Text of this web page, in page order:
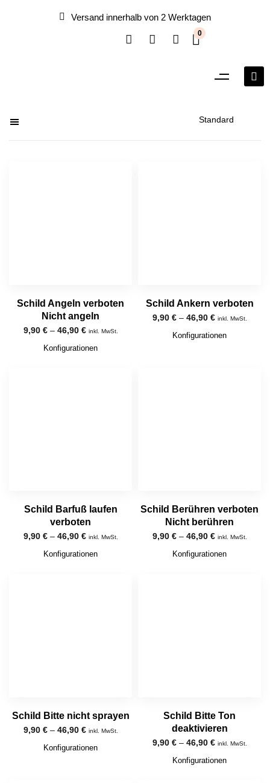
Versand innerhalb von 2 Werktagen
0
Schild Angeln verboten
Nicht angeln
9,90 €– 46,90 € inkl. MwSt.
Konfigurationen
Schild Ankern verboten
9,90 €– 46,90 € inkl. MwSt.
Konfigurationen
Schild Barfuß laufen
verboten
9,90 €– 46,90 € inkl. MwSt.
Konfigurationen
Schild Berühren verboten
Nicht berühren
9,90 €– 46,90 € inkl. MwSt.
Konfigurationen
Schild Bitte nicht sprayen
9,90 €– 46,90 € inkl. MwSt.
Konfigurationen
Schild Bitte Ton
deaktivieren
9,90 €– 46,90 € inkl. MwSt.
Konfigurationen